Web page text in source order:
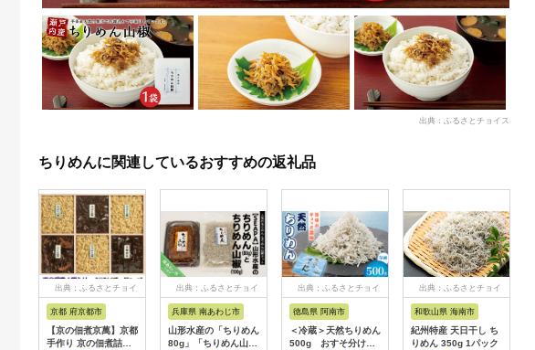
出典：ふるさとチョイス
ちりめんに関連しているおすすめの返礼品
出典：ふるさとチョイ
京都 府京都市
【京の佃煮京萬】京都
手作り 京の佃煮詰合
出典：ふるさとチョイ
兵庫県 南あわじ市
山形水産の「ちりめん
80g」「ちりめん山椒
出典：ふるさとチョイ
徳島県 阿南市
＜冷蔵＞天然ちりめん
500g おすそ分けに
出典：ふるさとチョイ
和歌山県 海南市
紀州特産 天日干し ち
りめん 350g 1パック